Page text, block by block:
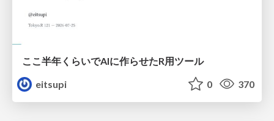
ここ半年くらいでAIに作らせたR用ツール
eitsupi
0 370